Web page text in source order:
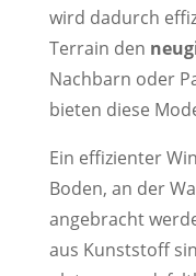
wird dadurch
Terrain den
Nachbarn oder
bieten diese
Ein effizienter
Boden, an der
angebracht
aus Kunststoff